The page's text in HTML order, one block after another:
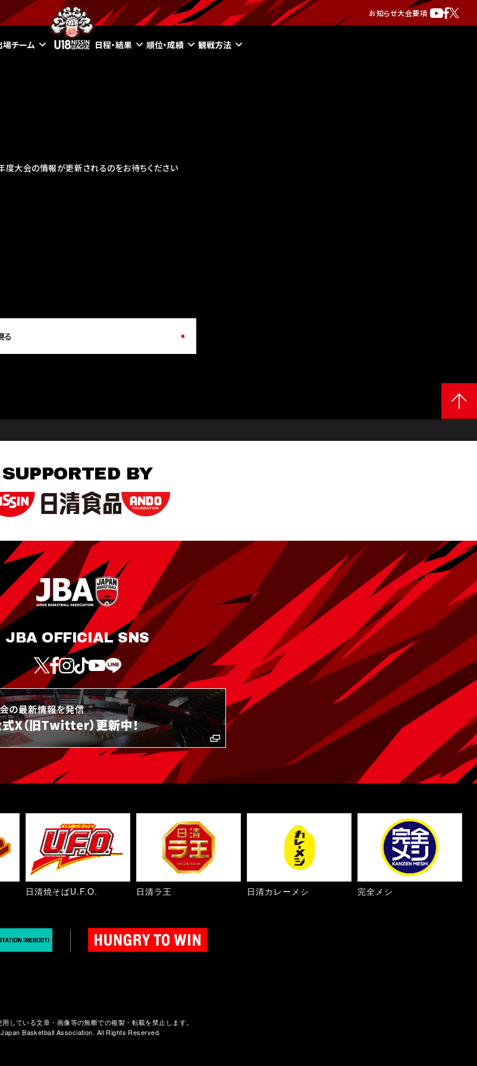
お知らせ大会要項
場チーム 日程・結果 順位・成績 観戦方法
度大会の情報が更新されるのをお待ちください
る
SUPPORTED BY
JBA OFFICIAL SNS
日清焼そばU.F.O. 日清ラ王 日清カレーメシ 完全メシ
している文章・画像等の無断での複製・転載を禁止します。
Basketball Association. All Rights Reserved.